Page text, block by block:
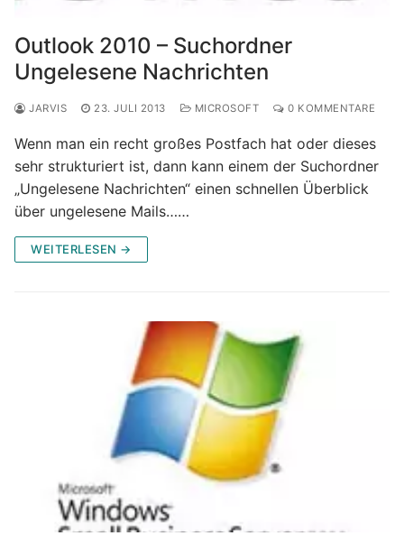
Outlook 2010 – Suchordner
Ungelesene Nachrichten
JARVIS 23. JULI 2013 MICROSOFT 0 KOMMENTARE
Wenn man ein recht großes Postfach hat oder dieses
sehr strukturiert ist, dann kann einem der Suchordner
„Ungelesene Nachrichten“ einen schnellen Überblick
über ungelesene Mails……
WEITERLESEN →